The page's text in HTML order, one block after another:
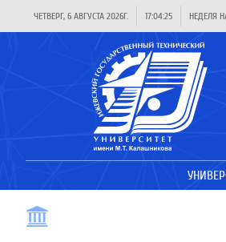
ЧЕТВЕРГ, 6 АВГУСТА 2026Г. 17:04:26 НЕДЕЛЯ